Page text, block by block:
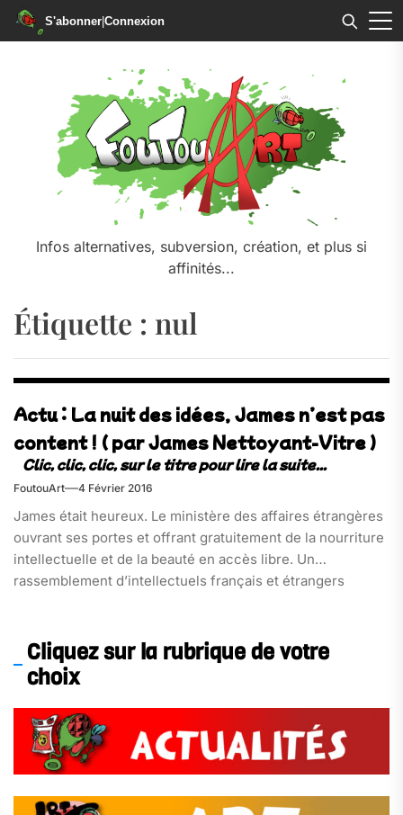
S'abonner|Connexion
Infos alternatives, subversion, création, et plus si
affinités...
Étiquette : nul
Actu : La nuit des idées, James n’est pas
content ! ( par James Nettoyant-Vitre )
FoutouArt 4 Février 2016
James était heureux. Le ministère des affaires étrangères
ouvrant ses portes et offrant gratuitement de la nourriture
intellectuelle et de la beauté en accès libre. Un
rassemblement d’intellectuels français et étrangers
Cliquez sur la rubrique de votre
choix